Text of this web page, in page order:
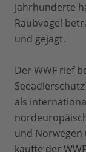
Jahrhunderte
Raubvogel
und gejagt.
Der WWF rief
als
und
kaufte der